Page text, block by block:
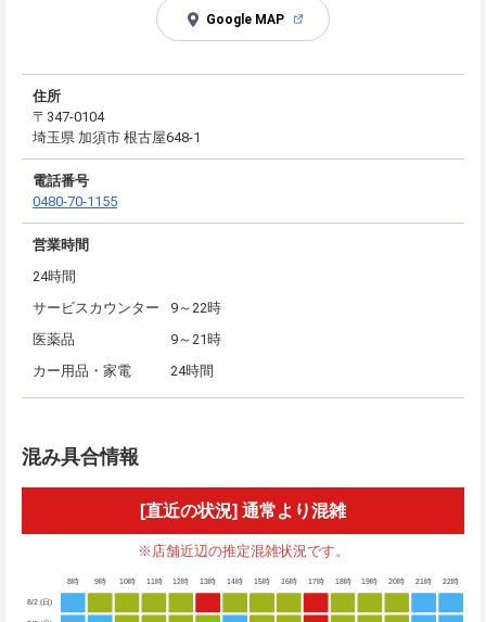
Google MAP
住所
〒347-0104
埼玉県 加須市 根古屋648-1
電話番号
0480-70-1155
営業時間
24時間
サービスカウンター
9～22時
医薬品
9～21時
カー用品・家電
24時間
混み具合情報